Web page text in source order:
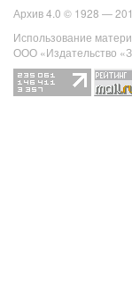
Архив 4.0 © 1928 —
Использование
ООО «Издательство